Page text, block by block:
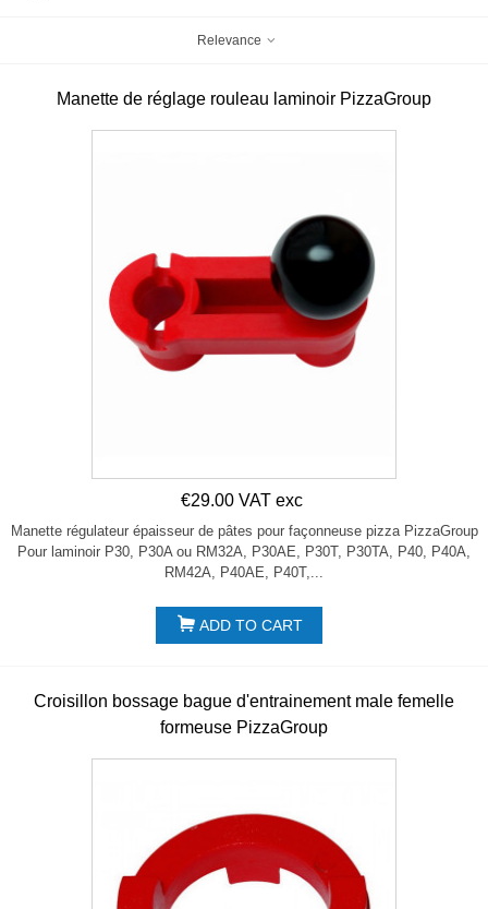
Relevance
Manette de réglage rouleau laminoir PizzaGroup
€29.00 VAT exc
Manette régulateur épaisseur de pâtes pour façonneuse pizza PizzaGroup
Pour laminoir P30, P30A ou RM32A, P30AE, P30T, P30TA, P40, P40A,
RM42A, P40AE, P40T,...
ADD TO CART
Croisillon bossage bague d'entrainement male femelle
formeuse PizzaGroup